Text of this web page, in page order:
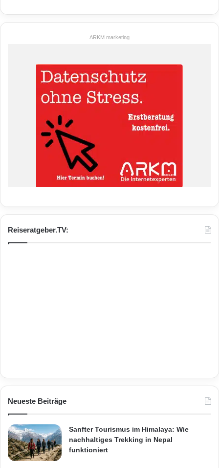
ARKM.marketing
Reiseratgeber.TV:
Neueste Beiträge
Sanfter Tourismus im Himalaya: Wie
nachhaltiges Trekking in Nepal
funktioniert